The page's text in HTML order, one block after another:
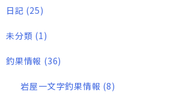
日記 (25)
未分類 (1)
釣果情報 (36)
岩屋一文字釣果情報 (8)